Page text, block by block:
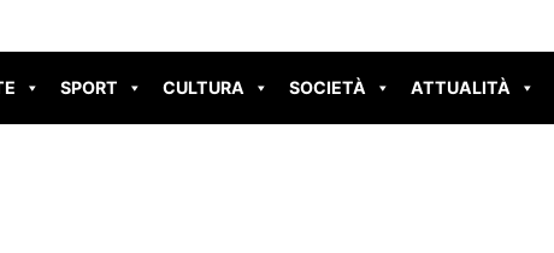
SPORT CULTURA SOCIETÀ ATTUALITÀ